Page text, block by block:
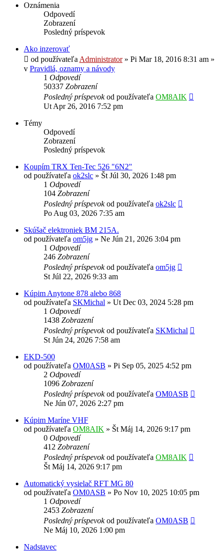
Oznámenia
Odpovedí
Zobrazení
Posledný príspevok
Ako inzerovať
od používateľa Administrator» Pi Mar 18, 2016 8:31 am »
v Pravidlá, oznamy a návody
1 Odpovedí
50337 Zobrazení
Posledný príspevokod používateľa OM8AIK
Ut Apr 26, 2016 7:52 pm
Témy
Odpovedí
Zobrazení
Posledný príspevok
Koupím TRX Ten-Tec 526 "6N2"
od používateľa ok2slc » Št Júl 30, 2026 1:48 pm
1 Odpovedí
104 Zobrazení
Posledný príspevokod používateľa ok2slc
Po Aug 03, 2026 7:35 am
Skúšač elektroniek BM 215A.
od používateľa om5jg » Ne Jún 21, 2026 3:04 pm
1 Odpovedí
246 Zobrazení
Posledný príspevokod používateľa om5jg
St Júl 22, 2026 9:33 am
Kúpim Anytone 878 alebo 868
od používateľa SKMichal » Ut Dec 03, 2024 5:28 pm
1 Odpovedí
1438 Zobrazení
Posledný príspevokod používateľa SKMichal
St Jún 24, 2026 7:58 am
EKD-500
od používateľa OM0ASB » Pi Sep 05, 2025 4:52 pm
2 Odpovedí
1096 Zobrazení
Posledný príspevokod používateľa OM0ASB
Ne Jún 07, 2026 2:27 pm
Kúpim Maríne VHF
od používateľa OM8AIK » Št Máj 14, 2026 9:17 pm
0 Odpovedí
412 Zobrazení
Posledný príspevokod používateľa OM8AIK
Št Máj 14, 2026 9:17 pm
Automatický vysielač RFT MG 80
od používateľa OM0ASB » Po Nov 10, 2025 10:05 pm
1 Odpovedí
2453 Zobrazení
Posledný príspevokod používateľa OM0ASB
Ne Máj 10, 2026 1:00 pm
Nadstavec